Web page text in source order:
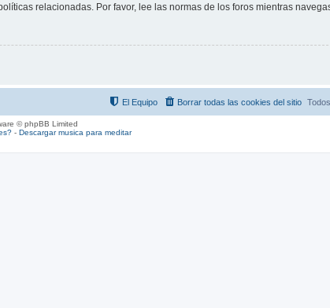
relacionadas. Por favor, lee las normas de los foros mientras
Borrar todas las cookies del sitio
El Equipo
© phpBB Limited
- Descargar musica para meditar